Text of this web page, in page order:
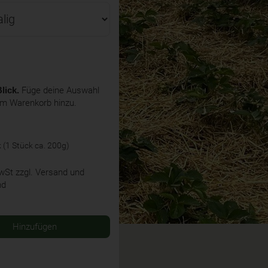
Füge deine Auswahl
Warenkorb hinzu.
(1 Stück ca. 200g)
zzgl. Versand und
Hinzufügen